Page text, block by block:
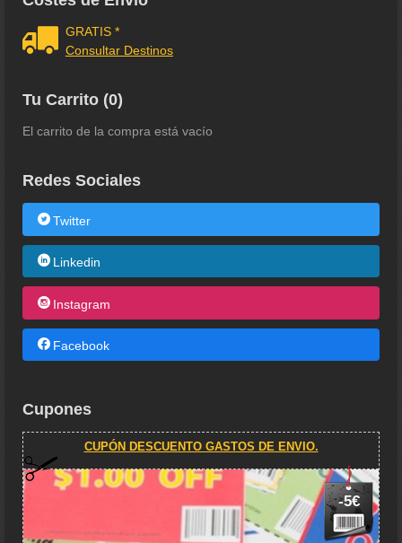
GRATIS *
Consultar Destinos
Tu Carrito (0)
El carrito de la compra está vacío
Redes Sociales
Twitter
Linkedin
Instagram
Facebook
Cupones
CUPÓN DESCUENTO GASTOS DE ENVIO.
-5€